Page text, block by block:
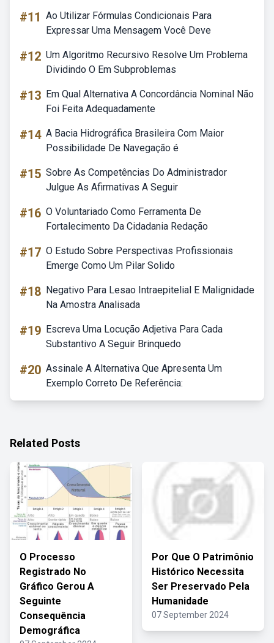
#11 Ao Utilizar Fórmulas Condicionais Para
Expressar Uma Mensagem Você Deve
#12 Um Algoritmo Recursivo Resolve Um Problema
Dividindo O Em Subproblemas
#13 Em Qual Alternativa A Concordância Nominal Não
Foi Feita Adequadamente
#14 A Bacia Hidrográfica Brasileira Com Maior
Possibilidade De Navegação é
#15 Sobre As Competências Do Administrador
Julgue As Afirmativas A Seguir
#16 O Voluntariado Como Ferramenta De
Fortalecimento Da Cidadania Redação
#17 O Estudo Sobre Perspectivas Profissionais
Emerge Como Um Pilar Solido
#18 Negativo Para Lesao Intraepitelial E Malignidade
Na Amostra Analisada
#19 Escreva Uma Locução Adjetiva Para Cada
Substantivo A Seguir Brinquedo
#20 Assinale A Alternativa Que Apresenta Um
Exemplo Correto De Referência:
Related Posts
O Processo
Registrado No
Gráfico Gerou A
Seguinte
Consequência
Demográfica
Por Que O Patrimônio
Histórico Necessita
Ser Preservado Pela
Humanidade
07 September 2024